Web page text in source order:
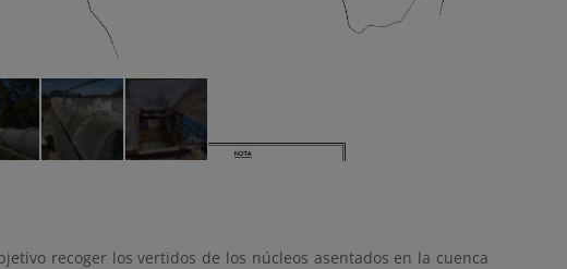
recoger los vertidos de los núcleos asentados en la cuenca